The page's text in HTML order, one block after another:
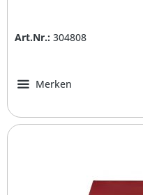
Art.Nr.: 304808
Merken